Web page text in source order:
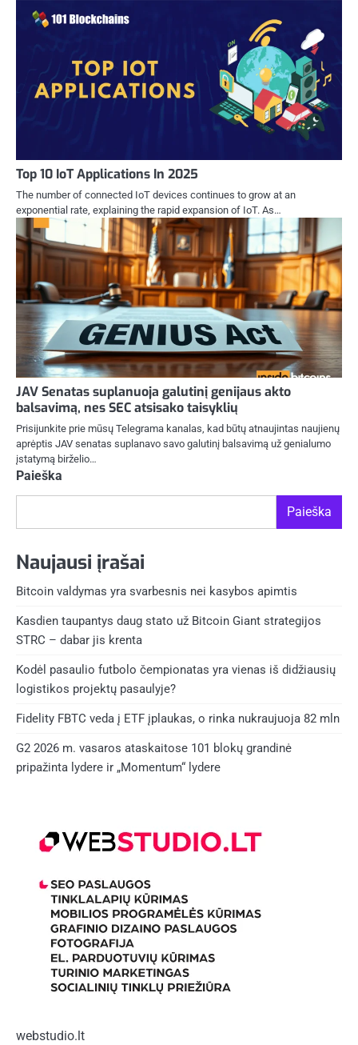
Top 10 IoT Applications In 2025
The number of connected IoT devices continues to grow at an
exponential rate, explaining the rapid expansion of IoT. As…
JAV Senatas suplanuoja galutinį genijaus akto
balsavimą, nes SEC atsisako taisyklių
Prisijunkite prie mūsų Telegrama kanalas, kad būtų atnaujintas naujienų
aprėptis JAV senatas suplanavo savo galutinį balsavimą už genialumo
įstatymą birželio…
Paieška
Paieška
Naujausi įrašai
Bitcoin valdymas yra svarbesnis nei kasybos apimtis
Kasdien taupantys daug stato už Bitcoin Giant strategijos
STRC – dabar jis krenta
Kodėl pasaulio futbolo čempionatas yra vienas iš didžiausių
logistikos projektų pasaulyje?
Fidelity FBTC veda į ETF įplaukas, o rinka nukraujuoja 82 mln
G2 2026 m. vasaros ataskaitose 101 blokų grandinė
pripažinta lydere ir „Momentum“ lydere
webstudio.lt